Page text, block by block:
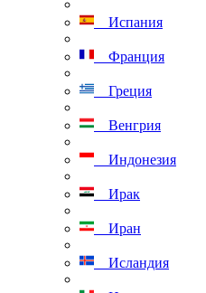
Испания
Франция
Греция
Венгрия
Индонезия
Ирак
Иран
Исландия